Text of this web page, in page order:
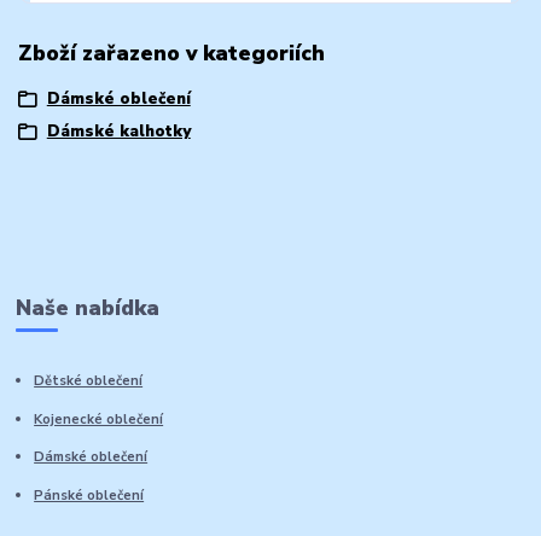
Zboží zařazeno v kategoriích
Dámské oblečení
Dámské kalhotky
Naše nabídka
Dětské oblečení
Kojenecké oblečení
Dámské oblečení
Pánské oblečení